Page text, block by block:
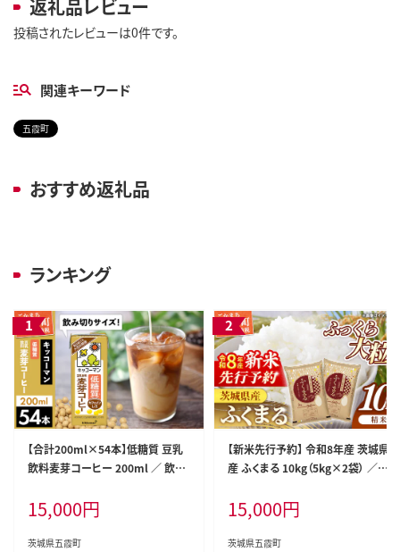
返礼品レビュー
投稿されたレビューは0件です。
関連キーワード
五霞町
おすすめ返礼品
ランキング
【合計200ml×54本】低糖質 豆乳
飲料麦芽コーヒー 200ml ／ 飲料
豆乳飲料 大豆 パック セット 飲み
切り 低糖質 茨城県 五霞町【価格改
定】
15,000円
茨城県五霞町
【新米先行予約】 令和8年産 茨城県
産 ふくまる 10kg（5kg×2袋） ／
米 お米 精米 特A米 特A 特A評価
旨味 安心 美味しい 茨城県 五霞町
15,000円
茨城県五霞町